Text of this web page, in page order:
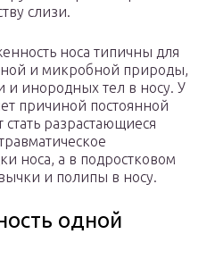
слизи.
носа типичны для
и микробной природы,
инородных тел в носу. У
причиной постоянной
стать разрастающиеся
носа, а в подростковом
и полипы в носу.
одной